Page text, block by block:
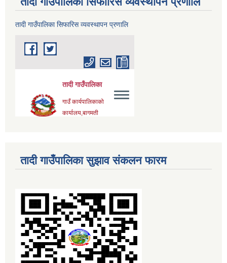
तादी गाउँपालिका सिफारिस व्यवस्थापन प्रणालि
तादी गाउँपालिका सुझाव संकलन फारम